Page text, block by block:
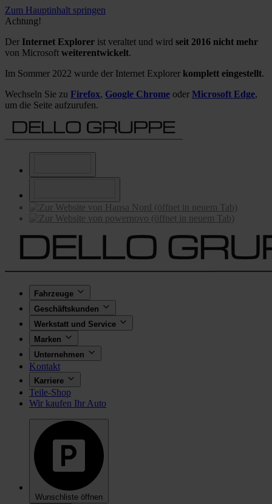
Zum Hauptinhalt springen
Achtung!
Der Internet Explorer ist veraltet und wird seit 2016 nicht mehr
von Microsoft weiterentwickelt.
Im Sommer 2022 wurde der Internet Explorer komplett eingestellt.
Wechseln Sie zu Firefox, Google Chrome oder Microsoft Edge,
um die Seite aufzurufen.
Fahrzeuge
Geschäftskunden
Werkstatt und Service
Marken
Unternehmen
Kontakt
Karriere
Teile-Shop
Wir kaufen Ihr Auto
Wunschliste öffnen